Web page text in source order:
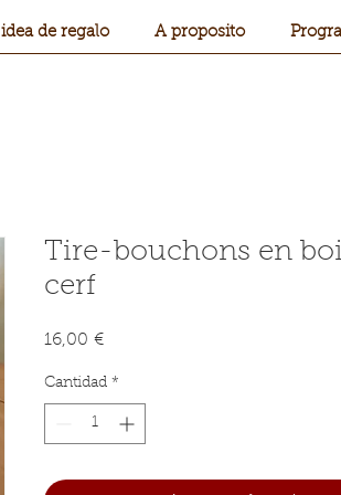
idea de regalo A proposito
Tire-bouchons en
cerf
16,00 €Precio
Cantidad *